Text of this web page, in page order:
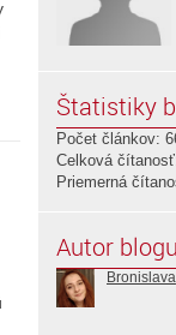
Štatistiky
Počet článkov:
Celková
Priemerná
Autor blogu
Bronislava